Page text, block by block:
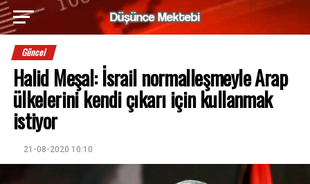
Güncel
Halid Meşal: İsrail normalleşmeyle Arap
ülkelerini kendi çıkarı için kullanmak
istiyor
21-08-2020 10:10